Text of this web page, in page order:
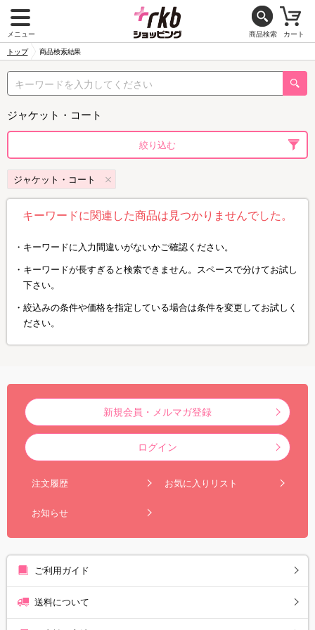
メニュー 商品検索 カート
トップ 商品検索結果
ジャケット・コート
絞り込む
ジャケット・コート
キーワードに関連した商品は見つかりませんでした。
キーワードに入力間違いがないかご確認ください。
キーワードが長すぎると検索できません。スペースで分けてお試し
下さい。
絞込みの条件や価格を指定している場合は条件を変更してお試しく
ださい。
新規会員・メルマガ登録
ログイン
注文履歴 お気に入りリスト
お知らせ
ご利用ガイド
送料について